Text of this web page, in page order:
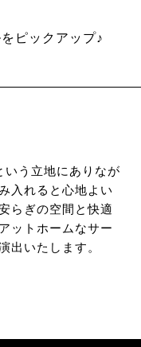
ピックアップ♪
いう立地にありなが
入れると心地よい
らぎの空間と快適
ットホームなサー
出いたします。